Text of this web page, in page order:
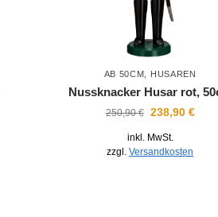
AB 50CM HUSAREN
Nussknacker Husar rot,
250,90€ 238,90 €
inkl. MwSt.
zzgl.Versandkosten